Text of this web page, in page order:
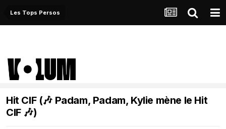
Les Tops Persos
Hit CIF (🎶 Padam, Padam, Kylie mène le Hit
CIF 🎶)